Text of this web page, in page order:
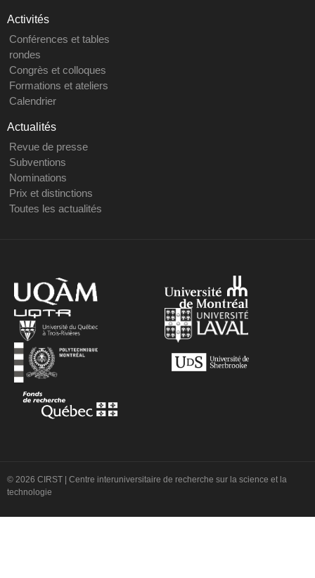
Activités
Conférences et tables
rondes
Congrès et colloques
Formations et ateliers
Calendrier
Actualités
Revue de presse
Subventions
Nominations
Prix et distinctions
Toutes les actualités
© 2026 CIRST | Centre interuniversitaire de recherche sur la science et la
technologie